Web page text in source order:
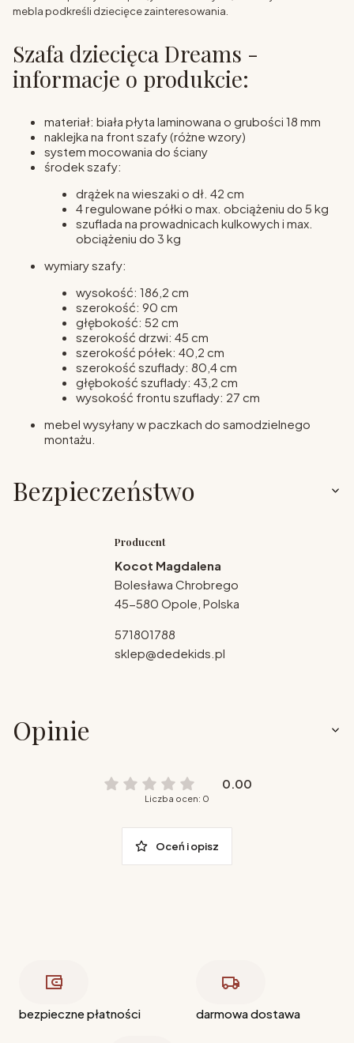
mebla podkreśli dziecięce zainteresowania.
Szafa dziecięca Dreams -
informacje o produkcie:
materiał: biała płyta laminowana o grubości 18 mm
naklejka na front szafy (różne wzory)
system mocowania do ściany
środek szafy:
drążek na wieszaki o dł. 42 cm
4 regulowane półki o max. obciążeniu do 5 kg
szuflada na prowadnicach kulkowych i max.
obciążeniu do 3 kg
wymiary szafy:
wysokość: 186,2 cm
szerokość: 90 cm
głębokość: 52 cm
szerokość drzwi: 45 cm
szerokość półek: 40,2 cm
szerokość szuflady: 80,4 cm
głębokość szuflady: 43,2 cm
wysokość frontu szuflady: 27 cm
mebel wysyłany w paczkach do samodzielnego
montażu.
Bezpieczeństwo
Producent
Kocot Magdalena
Bolesława Chrobrego
45-580 Opole, Polska
571801788
sklep@dedekids.pl
Opinie
0.00
Liczba ocen: 0
Oceń i opisz
bezpieczne płatności darmowa dostawa